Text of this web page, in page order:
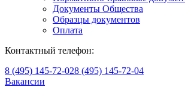
Документы Общества
Образцы документов
Оплата
Контактный телефон:
8 (495) 145-72-028 (495) 145-72-04
Вакансии